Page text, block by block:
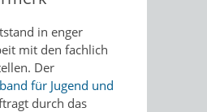
in enger
mit den fachlich
Der
für Jugend und
durch das